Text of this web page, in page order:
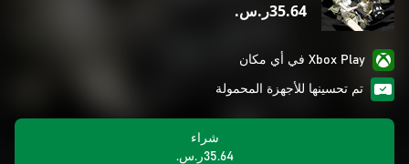
‪ر.س.‏‎35.64‬
Xbox Play في أي مكان
تم تحسينها للأجهزة المحمولة
شراء
‪ر.س.‏‎35.64‬